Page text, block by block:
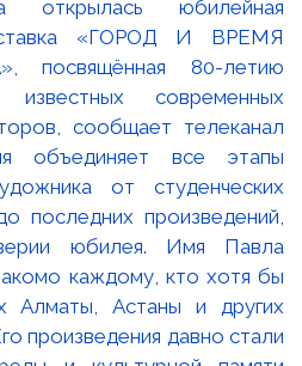
открылась юбилейная
«ГОРОД И ВРЕМЯ
80-летию
современных
сообщает телеканал
объединяет все этапы
от студенческих
последних произведений,
юбилея. Имя Павла
каждому, кто хотя бы
Алматы, Астаны и других
произведения давно стали